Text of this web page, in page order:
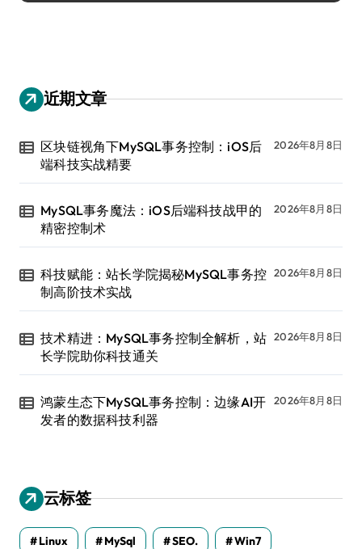
近期文章
区块链视角下MySQL事务控制：iOS后
端科技实战精要
2026年8月8日
MySQL事务魔法：iOS后端科技战甲的
精密控制术
2026年8月8日
科技赋能：站长学院揭秘MySQL事务控
制高阶技术实战
2026年8月8日
技术精进：MySQL事务控制全解析，站
长学院助你科技通关
2026年8月8日
鸿蒙生态下MySQL事务控制：边缘AI开
发者的数据科技利器
2026年8月8日
云标签
Linux MySql SEO. Win7